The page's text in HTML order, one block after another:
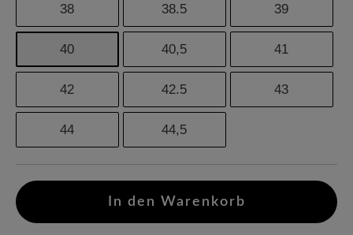
38 38.5 39
40 40,5 41
42 42.5 43
44 44,5
In den Warenkorb